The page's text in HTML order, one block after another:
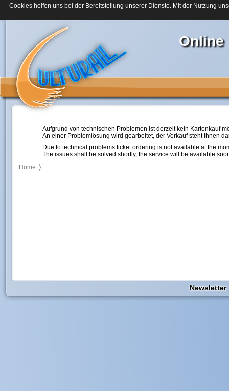
Cookies helfen uns bei der Bereitstellung unserer Dienste. Mit der Nutzung
Online
Aufgrund von technischen Problemen ist derzeit kein Kartenkauf
An einer Problemlösung wird gearbeitet, der Verkauf steht Ihnen
Due to technical problems ticket ordering is not available at the
The issues shall be solved shortly, the service will be available
Home
Newsletter